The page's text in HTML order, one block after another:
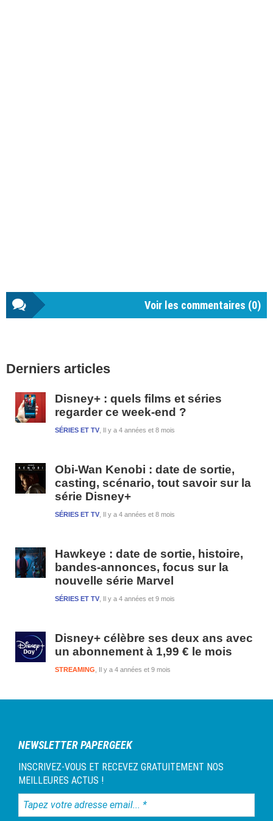
Voir les commentaires (0)
latérale
Derniers articles
Disney+ : quels films et séries
regarder ce week-end ?
Il y a 4 années et 8 mois
SÉRIES ET TV
Obi-Wan Kenobi : date de sortie,
casting, scénario, tout savoir sur la
série Disney+
Il y a 4 années et 8 mois
SÉRIES ET TV
Hawkeye : date de sortie, histoire,
bandes-annonces, focus sur la
nouvelle série Marvel
Il y a 4 années et 9 mois
SÉRIES ET TV
Disney+ célèbre ses deux ans avec
un abonnement à 1,99 € le mois
Il y a 4 années et 9 mois
STREAMING
NEWSLETTER PAPERGEEK
INSCRIVEZ-VOUS ET RECEVEZ GRATUITEMENT NOS
MEILLEURES ACTUS !
Tapez
votre